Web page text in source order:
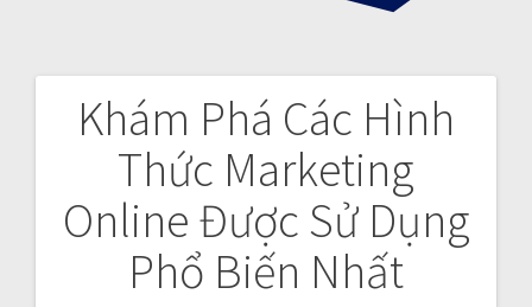
Khám Phá Các Hình
Thức Marketing
Online Được Sử Dụng
Phổ Biến Nhất